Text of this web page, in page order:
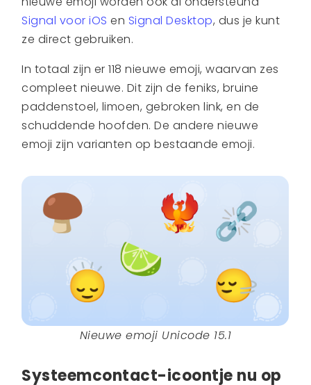
Signal voor iOS en Signal Desktop, dus je kunt
ze direct gebruiken.
In totaal zijn er 118 nieuwe emoji, waarvan zes
compleet nieuwe. Dit zijn de feniks, bruine
paddenstoel, limoen, gebroken link, en de
schuddende hoofden. De andere nieuwe
emoji zijn varianten op bestaande emoji.
Nieuwe emoji Unicode 15.1
Systeemcontact-icoontje nu op